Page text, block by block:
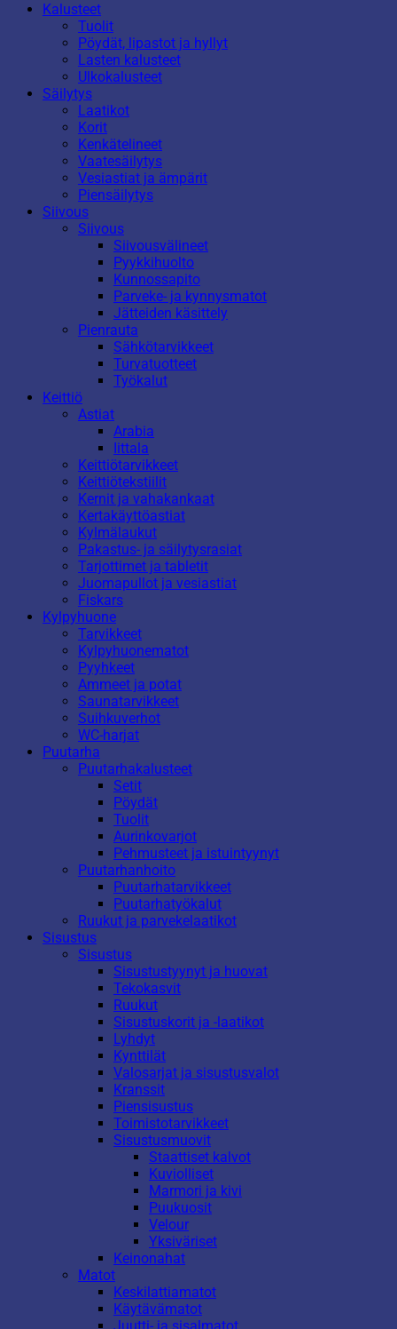
Kalusteet
Tuolit
Pöydät, lipastot ja hyllyt
Lasten kalusteet
Ulkokalusteet
Säilytys
Laatikot
Korit
Kenkätelineet
Vaatesäilytys
Vesiastiat ja ämpärit
Piensäilytys
Siivous
Siivous
Siivousvälineet
Pyykkihuolto
Kunnossapito
Parveke- ja kynnysmatot
Jätteiden käsittely
Pienrauta
Sähkötarvikkeet
Turvatuotteet
Työkalut
Keittiö
Astiat
Arabia
Iittala
Keittiötarvikkeet
Keittiötekstiilit
Kernit ja vahakankaat
Kertakäyttöastiat
Kylmälaukut
Pakastus- ja säilytysrasiat
Tarjottimet ja tabletit
Juomapullot ja vesiastiat
Fiskars
Kylpyhuone
Tarvikkeet
Kylpyhuonematot
Pyyhkeet
Ammeet ja potat
Saunatarvikkeet
Suihkuverhot
WC-harjat
Puutarha
Puutarhakalusteet
Setit
Pöydät
Tuolit
Aurinkovarjot
Pehmusteet ja istuintyynyt
Puutarhanhoito
Puutarhatarvikkeet
Puutarhatyökalut
Ruukut ja parvekelaatikot
Sisustus
Sisustus
Sisustustyynyt ja huovat
Tekokasvit
Ruukut
Sisustuskorit ja -laatikot
Lyhdyt
Kynttilät
Valosarjat ja sisustusvalot
Kranssit
Piensisustus
Toimistotarvikkeet
Sisustusmuovit
Staattiset kalvot
Kuviolliset
Marmori ja kivi
Puukuosit
Velour
Yksiväriset
Keinonahat
Matot
Keskilattiamatot
Käytävämatot